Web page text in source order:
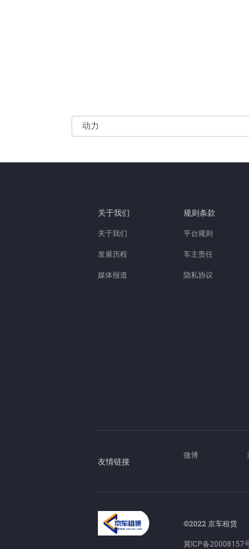
关于我们
关于我们
发展历程
媒体报道
规则条款
平台规则
车主责任
隐私协议
友情链接
微博
©2022 京车租赁
冀ICP备20008157